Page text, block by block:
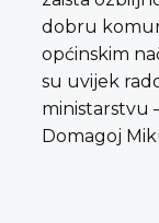
dobru
općinskim
su uvijek
ministarstvu
Domagoj